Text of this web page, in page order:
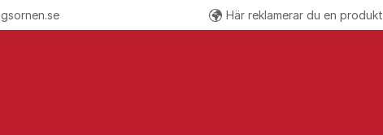
Här reklamerar du en produkt